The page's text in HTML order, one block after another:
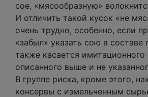
сое, «мясообразную»
И отличить такой кусок «не
очень трудно, особенно, если
«забыл» указать сою в составе
также касается имитационного
описанного выше и не
В группе риска, кроме этого,
консервы с измельченным